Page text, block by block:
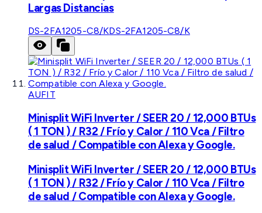
Largas Distancias
DS-2FA1205-C8/KDS-2FA1205-C8/K
AUFIT
Minisplit WiFi Inverter / SEER 20 / 12,000 BTUs
( 1 TON ) / R32 / Frío y Calor / 110 Vca / Filtro
de salud / Compatible con Alexa y Google.
Minisplit WiFi Inverter / SEER 20 / 12,000 BTUs
( 1 TON ) / R32 / Frío y Calor / 110 Vca / Filtro
de salud / Compatible con Alexa y Google.